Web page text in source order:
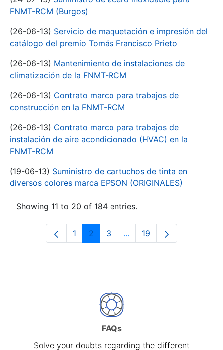
FNMT-RCM (Burgos)
(26-06-13) Servicio de maquetación e impresión del
catálogo del premio Tomás Francisco Prieto
(26-06-13) Mantenimiento de instalaciones de
climatización de la FNMT-RCM
(26-06-13) Contrato marco para trabajos de
construcción en la FNMT-RCM
(26-06-13) Contrato marco para trabajos de
instalación de aire acondicionado (HVAC) en la
FNMT-RCM
(19-06-13) Suministro de cartuchos de tinta en
diversos colores marca EPSON (ORIGINALES)
Showing 11 to 20 of 184 entries.
Page
1 Page
2 Page
3 ...Intermediate Pages Use
Page
19
FAQs
Solve your doubts regarding the different